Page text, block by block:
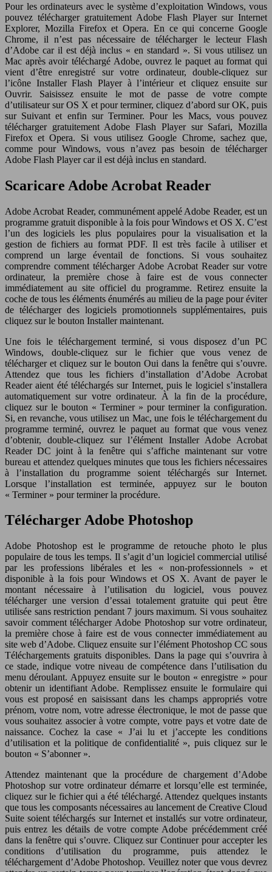
Pour les ordinateurs avec le système d’exploitation Windows, vous
pouvez télécharger gratuitement Adobe Flash Player sur Internet
Explorer, Mozilla Firefox et Opera. En ce qui concerne Google
Chrome, il n’est pas nécessaire de télécharger le lecteur Flash
d’Adobe car il est déjà inclus « en standard ». Si vous utilisez un
Mac après avoir téléchargé Adobe, ouvrez le paquet au format qui
vient d’être enregistré sur votre ordinateur, double-cliquez sur
l’icône Installer Flash Player à l’intérieur et cliquez ensuite sur
Ouvrir. Saisissez ensuite le mot de passe de votre compte
d’utilisateur sur OS X et pour terminer, cliquez d’abord sur OK, puis
sur Suivant et enfin sur Terminer. Pour les Macs, vous pouvez
télécharger gratuitement Adobe Flash Player sur Safari, Mozilla
Firefox et Opera. Si vous utilisez Google Chrome, sachez que,
comme pour Windows, vous n’avez pas besoin de télécharger
Adobe Flash Player car il est déjà inclus en standard.
Scaricare Adobe Acrobat Reader
Adobe Acrobat Reader, communément appelé Adobe Reader, est un
programme gratuit disponible à la fois pour Windows et OS X. C’est
l’un des logiciels les plus populaires pour la visualisation et la
gestion de fichiers au format PDF. Il est très facile à utiliser et
comprend un large éventail de fonctions. Si vous souhaitez
comprendre comment télécharger Adobe Acrobat Reader sur votre
ordinateur, la première chose à faire est de vous connecter
immédiatement au site officiel du programme. Retirez ensuite la
coche de tous les éléments énumérés au milieu de la page pour éviter
de télécharger des logiciels promotionnels supplémentaires, puis
cliquez sur le bouton Installer maintenant.
Une fois le téléchargement terminé, si vous disposez d’un PC
Windows, double-cliquez sur le fichier que vous venez de
télécharger et cliquez sur le bouton Oui dans la fenêtre qui s’ouvre.
Attendez que tous les fichiers d’installation d’Adobe Acrobat
Reader aient été téléchargés sur Internet, puis le logiciel s’installera
automatiquement sur votre ordinateur. À la fin de la procédure,
cliquez sur le bouton « Terminer » pour terminer la configuration.
Si, en revanche, vous utilisez un Mac, une fois le téléchargement du
programme terminé, ouvrez le paquet au format que vous venez
d’obtenir, double-cliquez sur l’élément Installer Adobe Acrobat
Reader DC joint à la fenêtre qui s’affiche maintenant sur votre
bureau et attendez quelques minutes que tous les fichiers nécessaires
à l’installation du programme soient téléchargés sur Internet.
Lorsque l’installation est terminée, appuyez sur le bouton
« Terminer » pour terminer la procédure.
Télécharger Adobe Photoshop
Adobe Photoshop est le programme de retouche photo le plus
populaire de tous les temps. Il s’agit d’un logiciel commercial utilisé
par les professions libérales et les « non-professionnels » et
disponible à la fois pour Windows et OS X. Avant de payer le
montant nécessaire à l’utilisation du logiciel, vous pouvez
télécharger une version d’essai totalement gratuite qui peut être
utilisée sans restriction pendant 7 jours maximum. Si vous souhaitez
savoir comment télécharger Adobe Photoshop sur votre ordinateur,
la première chose à faire est de vous connecter immédiatement au
site web d’Adobe. Cliquez ensuite sur l’élément Photoshop CC sous
Téléchargements gratuits disponibles. Dans la page qui s’ouvrira à
ce stade, indique votre niveau de compétence dans l’utilisation du
menu déroulant. Appuyez ensuite sur le bouton « enregistre » pour
obtenir un identifiant Adobe. Remplissez ensuite le formulaire qui
vous est proposé en saisissant dans les champs appropriés votre
prénom, votre nom, votre adresse électronique, le mot de passe que
vous souhaitez associer à votre compte, votre pays et votre date de
naissance. Cochez la case « J’ai lu et j’accepte les conditions
d’utilisation et la politique de confidentialité », puis cliquez sur le
bouton « S’abonner ».
Attendez maintenant que la procédure de chargement d’Adobe
Photoshop sur votre ordinateur démarre et lorsqu’elle est terminée,
cliquez sur le fichier qui a été téléchargé. Attendez quelques instants
que tous les composants nécessaires au lancement de Creative Cloud
Suite soient téléchargés sur Internet et installés sur votre ordinateur,
puis entrez les détails de votre compte Adobe précédemment créé
dans la fenêtre qui s’ouvre. Cliquez sur Continuer pour accepter les
conditions d’utilisation du programme, puis attendez le
téléchargement d’Adobe Photoshop. Veuillez noter que vous devrez